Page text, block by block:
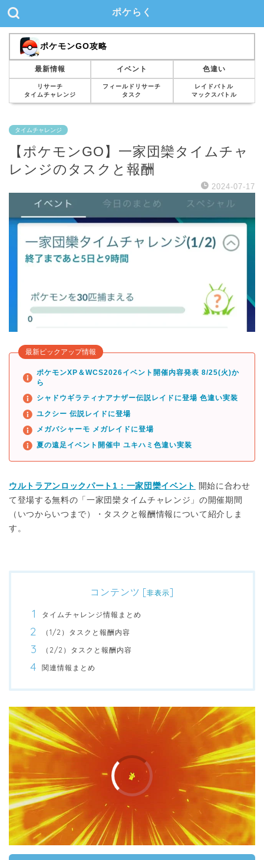
ポケらく
ポケモンGO攻略
最新情報 イベント 色違い
リサーチ
タイムチャレンジ
フィールドリサーチ
タスク
レイドバトル
マックスバトル
タイムチャレンジ
【ポケモンGO】一家団欒タイムチャ
レンジのタスクと報酬
2024-07-17
最新ピックアップ情報
ポケモンXP＆WCS2026イベント開催内容発表 8/25(火)か
ら
シャドウギラティナアナザー伝説レイドに登場 色違い実装
ユクシー 伝説レイドに登場
メガバシャーモ メガレイドに登場
夏の遠足イベント開催中 ユキハミ色違い実装
ウルトラアンロックパート1：一家団欒イベント
開始に合わせ
て登場する無料の「一家団欒タイムチャレンジ」の開催期間
（いつからいつまで）・タスクと報酬情報について紹介しま
す。
コンテンツ [非表示]
タイムチャレンジ情報まとめ
（1/2）タスクと報酬内容
（2/2）タスクと報酬内容
関連情報まとめ
00:00 /01:00